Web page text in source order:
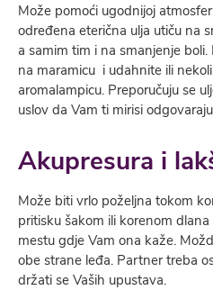
Može pomoći ugodnijoj
određena eterična ulja utiču na
a samim tim i na smanjenje
na maramicu i udahnite ili
aromalampicu. Preporučuju se
uslov da Vam ti mirisi
Akupresura i
Može biti vrlo poželjna tokom
pritisku šakom ili korenom
mestu gdje Vam ona kaže.
obe strane leđa. Partner treba
držati se Vaših upustava.